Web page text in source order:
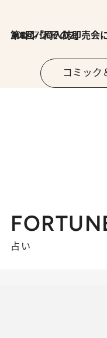
2026.7.30
第8回「同人誌即売会にチャレンジ その2」
コミック
占い